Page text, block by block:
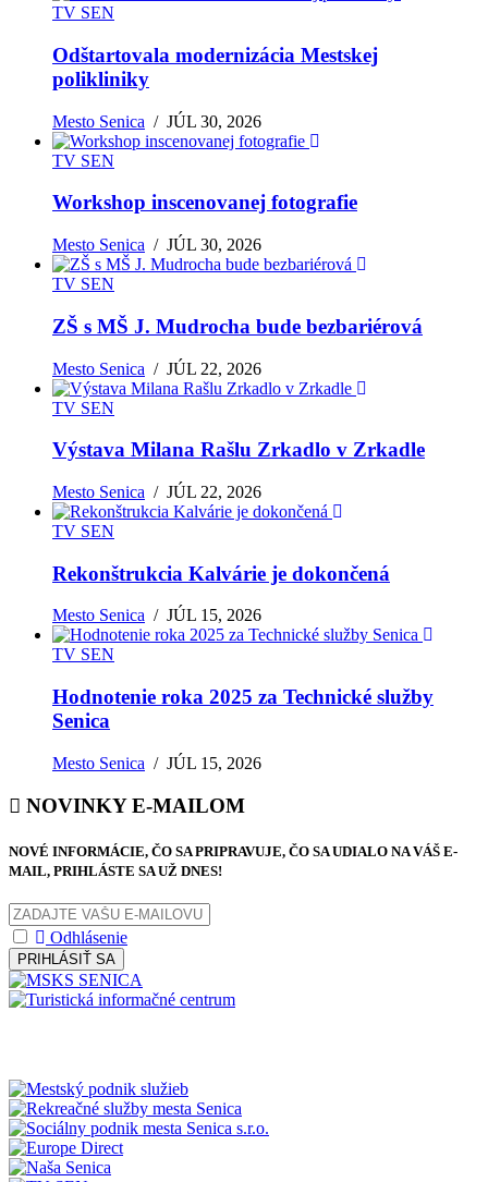
TV SEN
Odštartovala modernizácia Mestskej
polikliniky
Mesto Senica /JÚL 30, 2026
TV SEN
Workshop inscenovanej fotografie
Mesto Senica /JÚL 30, 2026
TV SEN
ZŠ s MŠ J. Mudrocha bude bezbariérová
Mesto Senica /JÚL 22, 2026
TV SEN
Výstava Milana Rašlu Zrkadlo v Zrkadle
Mesto Senica /JÚL 22, 2026
TV SEN
Rekonštrukcia Kalvárie je dokončená
Mesto Senica /JÚL 15, 2026
TV SEN
Hodnotenie roka 2025 za Technické služby
Senica
Mesto Senica /JÚL 15, 2026
NOVINKY E-MAILOM
NOVÉ INFORMÁCIE, ČO SA PRIPRAVUJE, ČO SA UDIALO NA VÁŠ E-
MAIL, PRIHLÁSTE SA UŽ DNES!
Odhlásenie
PRIHLÁSIŤ SA